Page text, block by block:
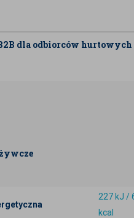
dla odbiorców hurtowych
227 kJ /
kcal